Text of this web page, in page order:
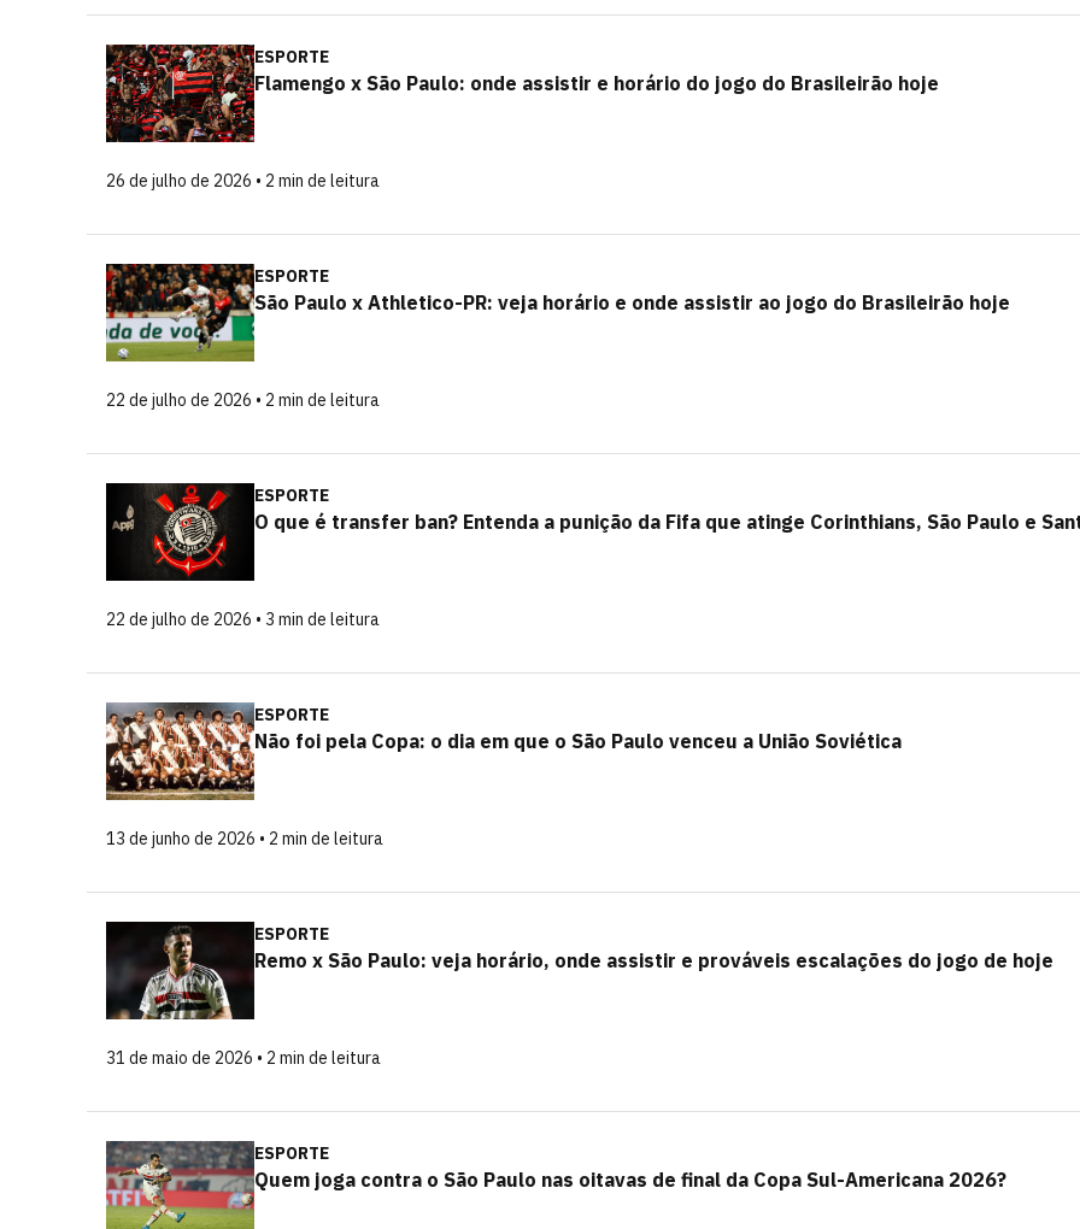
ESPORTE
Flamengo x São Paulo: onde assistir e horário do jogo do Brasileirão hoje
26 de julho de 2026 • 2 min de leitura
ESPORTE
São Paulo x Athletico-PR: veja horário e onde assistir ao jogo do Brasileirão hoje
22 de julho de 2026 • 2 min de leitura
ESPORTE
O que é transfer ban? Entenda a punição da Fifa que atinge Corinthians, São Paulo e
22 de julho de 2026 • 3 min de leitura
ESPORTE
Não foi pela Copa: o dia em que o São Paulo venceu a União Soviética
13 de junho de 2026 • 2 min de leitura
ESPORTE
Remo x São Paulo: veja horário, onde assistir e prováveis escalações do jogo de hoje
31 de maio de 2026 • 2 min de leitura
ESPORTE
Quem joga contra o São Paulo nas oitavas de final da Copa Sul-Americana 2026?